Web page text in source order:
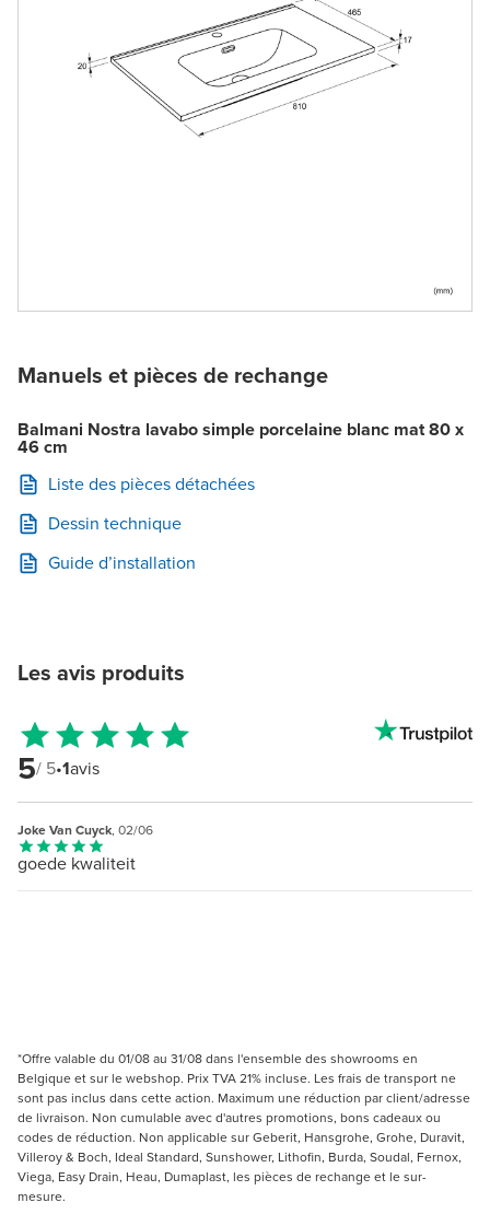
Manuels et pièces de rechange
Balmani Nostra lavabo simple porcelaine blanc mat 80 x
46 cm
Liste des pièces détachées
Dessin technique
Guide d’installation
Les avis produits
5/ 5•1avis
Joke Van Cuyck, 02/06
goede kwaliteit
*Offre valable du 01/08 au 31/08 dans l'ensemble des showrooms en
Belgique et sur le webshop. Prix TVA 21% incluse. Les frais de transport ne
sont pas inclus dans cette action. Maximum une réduction par client/adresse
de livraison. Non cumulable avec d'autres promotions, bons cadeaux ou
codes de réduction. Non applicable sur Geberit, Hansgrohe, Grohe, Duravit,
Villeroy & Boch, Ideal Standard, Sunshower, Lithofin, Burda, Soudal, Fernox,
Viega, Easy Drain, Heau, Dumaplast, les pièces de rechange et le sur-
mesure.